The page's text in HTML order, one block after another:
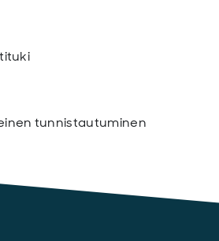
tunnistautuminen